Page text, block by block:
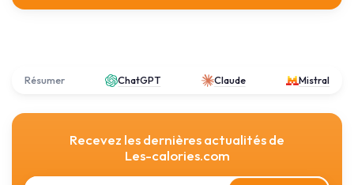
Résumer ChatGPT Claude Mistral
Recevez les dernières actualités de
Les-calories.com